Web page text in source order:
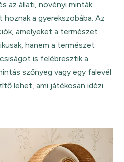
az állati, növényi minták
hoznak a gyerekszobába. Az
amelyeket a természet
hanem a természet
is felébresztik a
szőnyeg vagy egy falevél
lehet, ami játékosan idézi